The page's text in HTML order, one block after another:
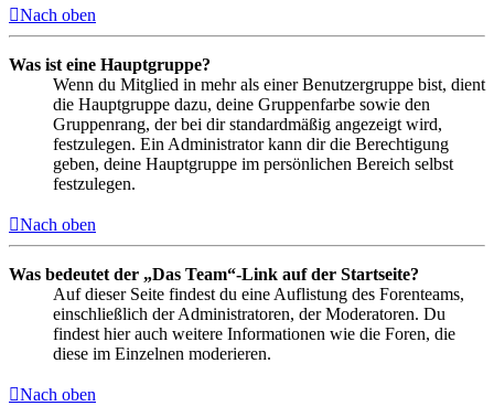
Nach oben
Was ist eine Hauptgruppe?
Wenn du Mitglied in mehr als einer Benutzergruppe bist, dient
die Hauptgruppe dazu, deine Gruppenfarbe sowie den
Gruppenrang, der bei dir standardmäßig angezeigt wird,
festzulegen. Ein Administrator kann dir die Berechtigung
geben, deine Hauptgruppe im persönlichen Bereich selbst
festzulegen.
Nach oben
Was bedeutet der „Das Team“-Link auf der Startseite?
Auf dieser Seite findest du eine Auflistung des Forenteams,
einschließlich der Administratoren, der Moderatoren. Du
findest hier auch weitere Informationen wie die Foren, die
diese im Einzelnen moderieren.
Nach oben